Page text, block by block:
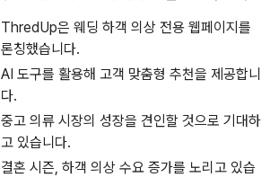
ThredUp은 웨딩 하객 의상 전용 웹페이지를
론칭했습니다.
AI 도구를 활용해 고객 맞춤형 추천을 제공합니
다.
중고 의류 시장의 성장을 견인할 것으로 기대하
고 있습니다.
결혼 시즌, 하객 의상 수요 증가를 노리고 있습